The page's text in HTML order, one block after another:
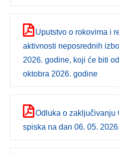
Uputstvo o rokovima i
aktivnosti neposrednih
2026. godine, koji će biti
oktobra 2026. godine
Odluka o zaključivanju
spiska na dan 06. 05.